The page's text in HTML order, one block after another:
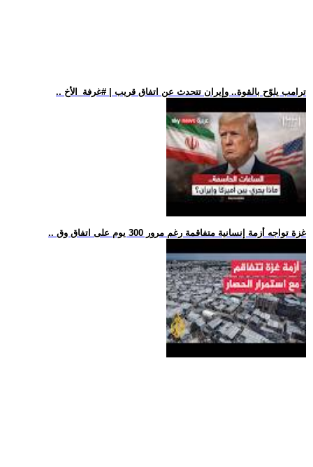
.. ترامب يلوّح بالقوة.. وإيران تتحدث عن اتفاق قريب | #غرفة_الأخ
.. غزة تواجه أزمة إنسانية متفاقمة رغم مرور 300 يوم على اتفاق وق